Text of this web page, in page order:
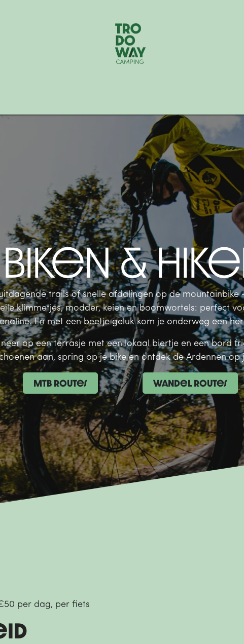
&
trails of snelle afdalingen op de
klimmetjes, modder, keien en boomwortels: perfect
En met een beetje geluk kom je onderweg een
op een terrasje met een lokaal biertje en een bord
aan, spring op je bike en ontdek de Ardennen op
mtb routes wandel routes
per dag, per fiets